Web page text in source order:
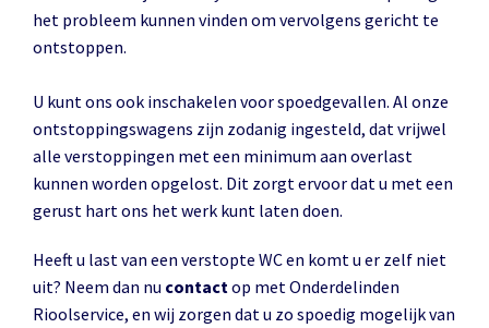
het probleem kunnen vinden om vervolgens gericht te
ontstoppen.
U kunt ons ook inschakelen voor spoedgevallen. Al onze
ontstoppingswagens zijn zodanig ingesteld, dat vrijwel
alle verstoppingen met een minimum aan overlast
kunnen worden opgelost. Dit zorgt ervoor dat u met een
gerust hart ons het werk kunt laten doen.
Heeft u last van een verstopte WC en komt u er zelf niet
uit? Neem dan nu contactop met Onderdelinden
Rioolservice, en wij zorgen dat u zo spoedig mogelijk van